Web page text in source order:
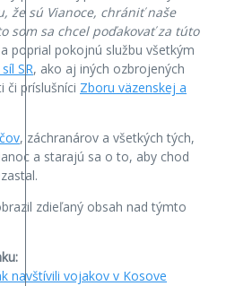
že sú Vianoce, chrániť naše
som sa chcel poďakovať za túto
poprial pokojnú službu všetkým
SR, ako aj iných ozbrojených
či príslušníci Zboru väzenskej a
, záchranárov a všetkých tých,
a starajú sa o to, aby chod
zdieľaný obsah nad týmto
navštívili vojakov v Kosove